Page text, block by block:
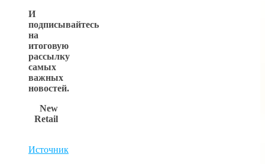
И
подписывайтесь
на
итоговую
рассылку
самых
важных
новостей.
New
Retail
Источник